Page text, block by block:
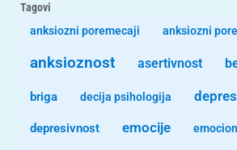
Tagovi
anksiozni poremecaji
anksiozni
anksioznost asertivnost
briga decija psihologija
depresivnost emocije